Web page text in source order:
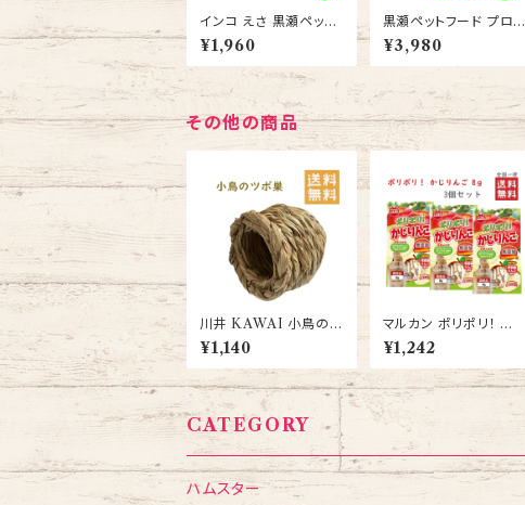
インコ えさ 黒瀬ペット
フード プロショップ専用
マニア mania セキセイ
インコ1L 2個セット 送
料無料 エサ
¥1,960
黒瀬ペットフード プロシ
ョップ専用 マニア（man
ia） 中型インコ 3L 2袋
セット/ 小鳥 餌 バード
えさ 送料無料
¥3,980
その他の商品
川井 KAWAI 小鳥のツ
ボ巣 / インコ 文鳥 巣
¥1,140
マルカン ポリポリ！ かじ
りんご 8ｇ 3個セット う
さぎ モルモット ハムス
ター リス チンチラ おや
つ
¥1,242
CATEGORY
ハムスター